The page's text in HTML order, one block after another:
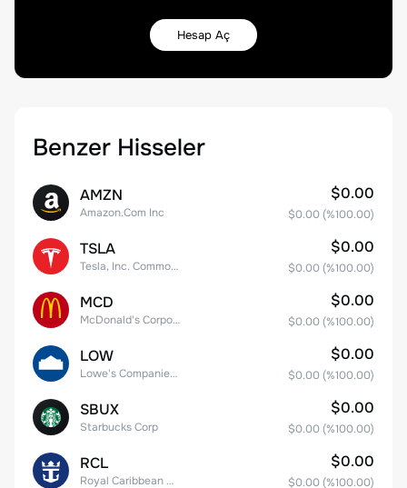
Hesap Aç
Benzer Hisseler
AMZN
Amazon.Com Inc
$0.00
$0.00 (%100.00)
TSLA
Tesla, Inc. Common Stock
$0.00
$0.00 (%100.00)
MCD
McDonald's Corporation
$0.00
$0.00 (%100.00)
LOW
Lowe's Companies Inc.
$0.00
$0.00 (%100.00)
SBUX
Starbucks Corp
$0.00
$0.00 (%100.00)
RCL
Royal Caribbean Group
$0.00
$0.00 (%100.00)